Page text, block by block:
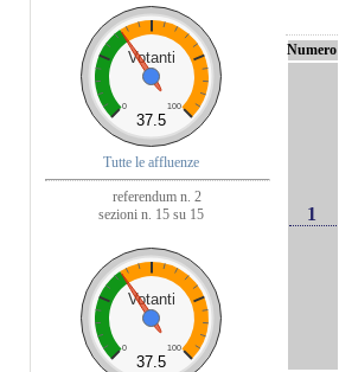
Votanti
0 100
37.5
Tutte le affluenze
referendum n. 2
sezioni n. 15 su 15
Votanti
0 100
37.5
Numero
1